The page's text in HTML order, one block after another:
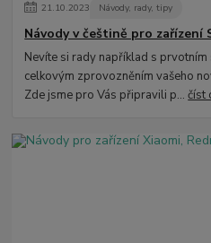
21.10.2023 Návody, rady, tipy
Návody v češtině pro zařízení
Nevíte si rady například s prvotním
celkovým zprovozněním vašeho
Zde jsme pro Vás připravili p...číst